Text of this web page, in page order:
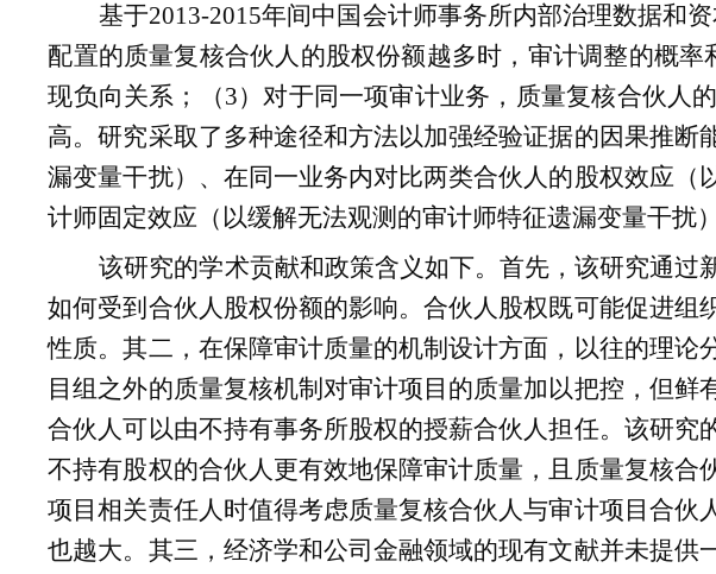
基于2013-2015年间中国会计师事务所内部治理数据和
配置的质量复核合伙人的股权份额越多时，审计调整的概率
现负向关系；（3）对于同一项审计业务，质量复核合伙人
高。研究采取了多种途径和方法以加强经验证据的因果推
漏变量干扰）、在同一业务内对比两类合伙人的股权效应
计师固定效应（以缓解无法观测的审计师特征遗漏变量干扰）
该研究的学术贡献和政策含义如下。首先，该研究通
如何受到合伙人股权份额的影响。合伙人股权既可能促进
性质。其二，在保障审计质量的机制设计方面，以往的理
目组之外的质量复核机制对审计项目的质量加以把控，但
合伙人可以由不持有事务所股权的授薪合伙人担任。该研
不持有股权的合伙人更有效地保障审计质量，且质量复核
项目相关责任人时值得考虑质量复核合伙人与审计项目合
也越大。其三，经济学和公司金融领域的现有文献并未提